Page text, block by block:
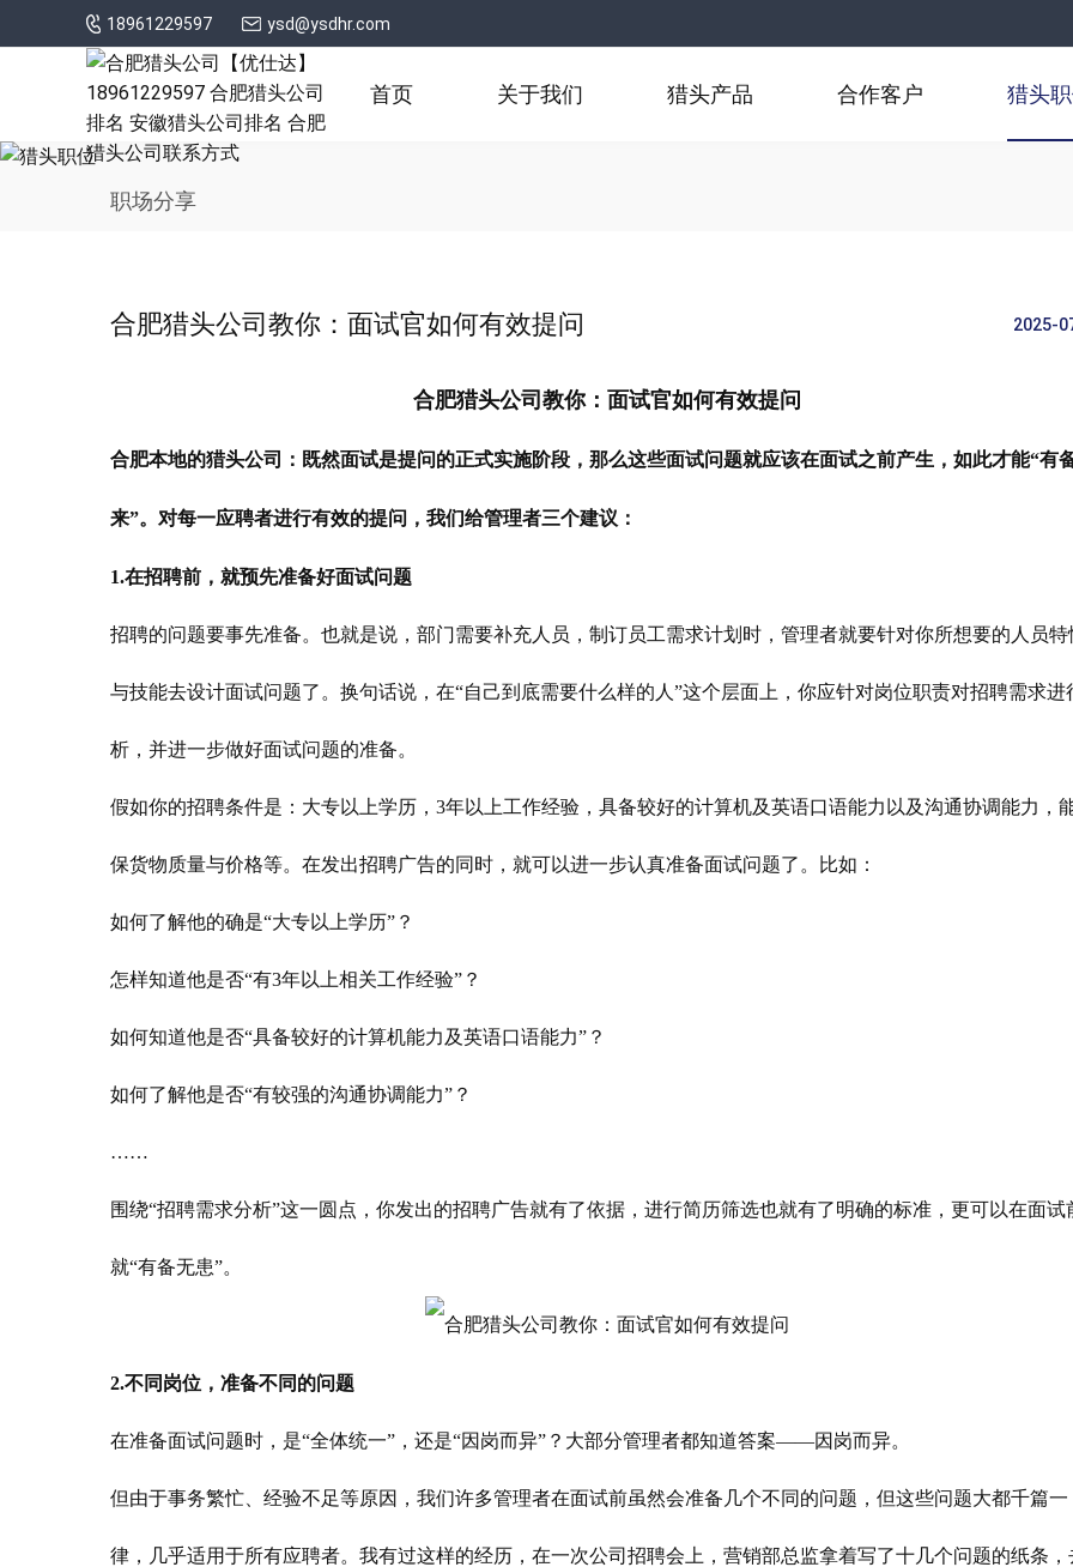
18961229597 ysd@ysdhr.com
首页 关于我们 猎头产品 合作客户 猎头
职场分享
合肥猎头公司教你：面试官如何有效提问 2025-
合肥猎头公司教你：面试官如何有效提问
合肥本地的猎头公司：既然面试是提问的正式实施阶段，那么这些面试问题就应该在面试之前产生，如此才能“有
来”。对每一应聘者进行有效的提问，我们给管理者三个建议：
1.在招聘前，就预先准备好面试问题
招聘的问题要事先准备。也就是说，部门需要补充人员，制订员工需求计划时，管理者就要针对你所想要的人员特
与技能去设计面试问题了。换句话说，在“自己到底需要什么样的人”这个层面上，你应针对岗位职责对招聘需求进
析，并进一步做好面试问题的准备。
假如你的招聘条件是：大专以上学历，3年以上工作经验，具备较好的计算机及英语口语能力以及沟通协调能力，
保货物质量与价格等。在发出招聘广告的同时，就可以进一步认真准备面试问题了。比如：
如何了解他的确是“大专以上学历”？
怎样知道他是否“有3年以上相关工作经验”？
如何知道他是否“具备较好的计算机能力及英语口语能力”？
如何了解他是否“有较强的沟通协调能力”？
……
围绕“招聘需求分析”这一圆点，你发出的招聘广告就有了依据，进行简历筛选也就有了明确的标准，更可以在面试
就“有备无患”。
2.不同岗位，准备不同的问题
在准备面试问题时，是“全体统一”，还是“因岗而异”？大部分管理者都知道答案——因岗而异。
但由于事务繁忙、经验不足等原因，我们许多管理者在面试前虽然会准备几个不同的问题，但这些问题大都千篇一
律，几乎适用于所有应聘者。我有过这样的经历，在一次公司招聘会上，营销部总监拿着写了十几个问题的纸条，